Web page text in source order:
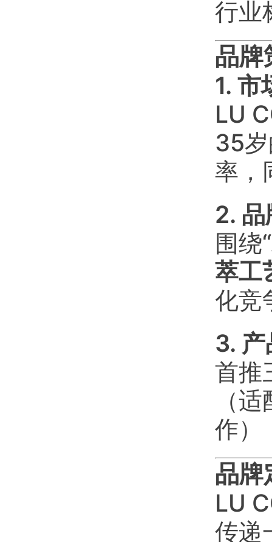
行业
品牌
1. 市
LU
35
率，
2.
围绕
萃工
化竞
3.
首推
（
作）
品牌
LU
传递